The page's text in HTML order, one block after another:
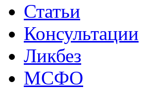
Статьи
Консультации
Ликбез
МСФО